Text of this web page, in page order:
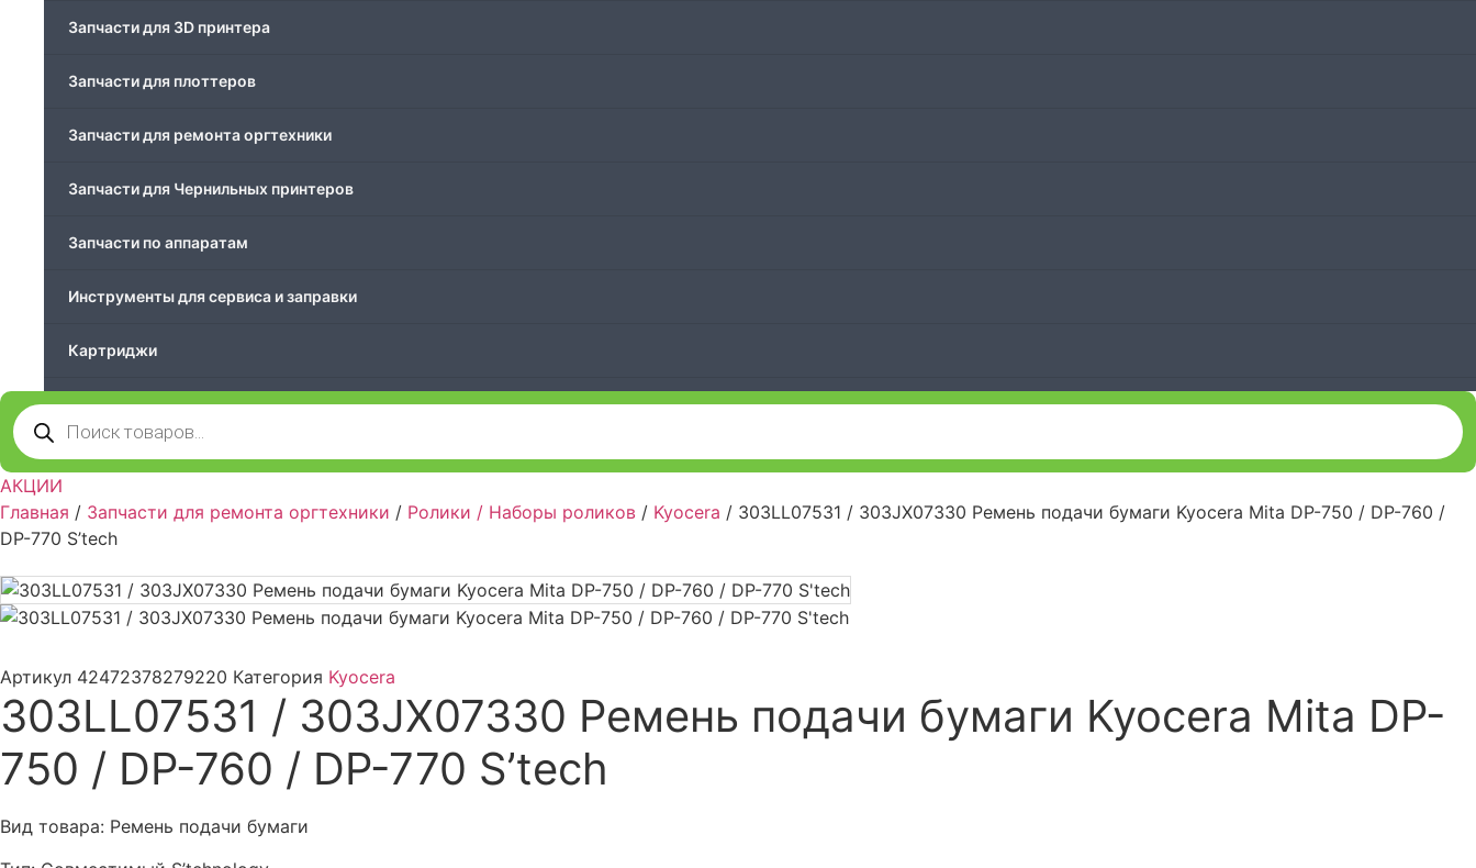
Стяжки для кабеля
Товары без категории
Товары для заправки
Фольга , изолента, скотч и тд
Запчасти для 3D принтера
Запчасти для плоттеров
Запчасти для ремонта оргтехники
Запчасти для Чернильных принтеров
Запчасти по аппаратам
Инструменты для сервиса и заправки
Картриджи
Компьютеры и периферийные устройства
Оргтехника / Принтеры, Копиры и МФУ
Память для принтера
Ремонт принтера. Услуги Сервисного центра.
Скрепки для финишера
Средства для сервиса / Оборудование
Стяжки для кабеля
Товары без категории
Поиск
товаров
АКЦИИ
Главная / Запчасти для ремонта оргтехники / Ролики / Наборы роликов / Kyocera / 303LL07531 / 303JX07330 Ремень подачи бумаги Kyocera Mita DP-750 / DP-760 /
DP-770 S’tech
Артикул 42472378279220 Категория Kyocera
303LL07531 / 303JX07330 Ремень подачи бумаги Kyocera Mita DP-
750 / DP-760 / DP-770 S’tech
Вид товара: Ремень подачи бумаги